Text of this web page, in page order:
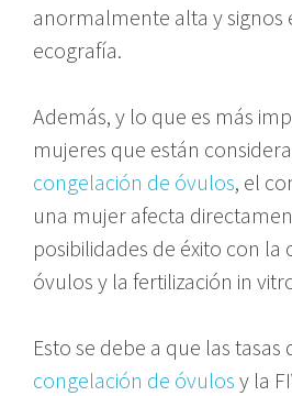
anormalmente alta y signos
ecografía.
Además, y lo que es más
mujeres que están
congelación de óvulos, el
una mujer afecta
posibilidades de éxito con la
óvulos y la fertilización in
Esto se debe a que las tasas
congelación de óvulos y la